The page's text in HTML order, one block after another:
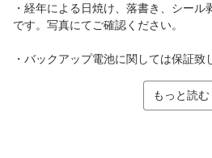
・経年による日焼け、落書き、シール
です。写真にてご確認ください。
・バックアップ電池に関しては保証致
もっと読む